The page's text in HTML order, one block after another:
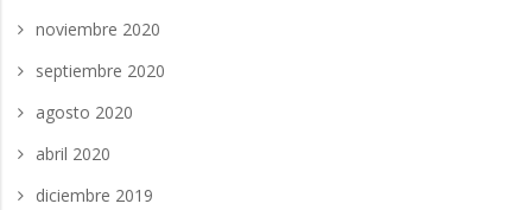
noviembre 2020
septiembre 2020
agosto 2020
abril 2020
diciembre 2019